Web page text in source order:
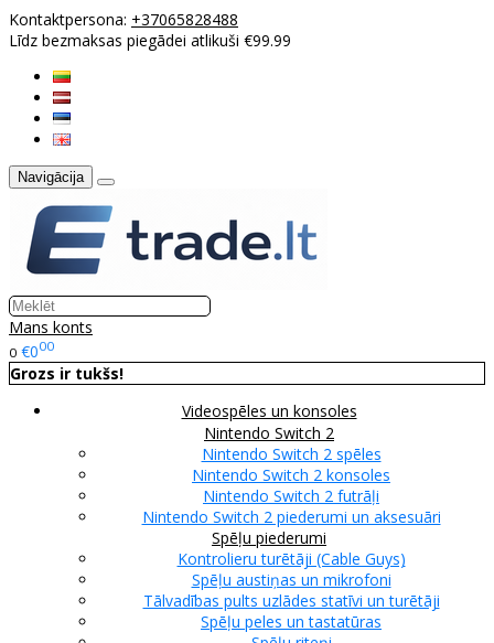
Kontaktpersona: +37065828488
Līdz bezmaksas piegādei atlikuši €99.99
Navigācija
Mans konts
0 €000
Grozs ir tukšs!
Videospēles un konsoles
Nintendo Switch 2
Nintendo Switch 2 spēles
Nintendo Switch 2 konsoles
Nintendo Switch 2 futrāļi
Nintendo Switch 2 piederumi un aksesuāri
Spēļu piederumi
Kontrolieru turētāji (Cable Guys)
Spēļu austiņas un mikrofoni
Tālvadības pults uzlādes statīvi un turētāji
Spēļu peles un tastatūras